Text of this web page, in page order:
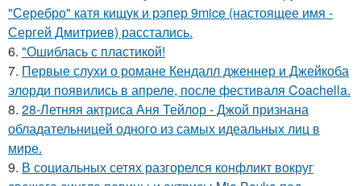
"Серебро" катя кищук и рэпер 9mice (настоящее имя -
Сергей Дмитриев) расстались.
6. "Ошиблась с пластикой!
7. Первые слухи о романе Кендалл дженнер и Джейкоба
элорди появились в апреле, после фестиваля Coachella.
8. 28-Летняя актриса Аня Тейлор - Джой признана
обладательницей одного из самых идеальных лиц в
мире.
9. В социальных сетях разгорелся конфликт вокруг